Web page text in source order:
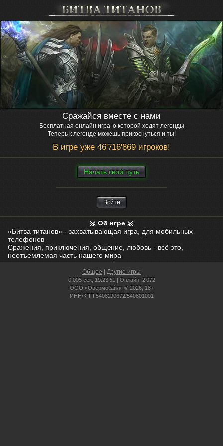
Сражайся вместе с нами
Бесплатная онлайн игра, о которой ходят легенды
Теперь к легенде можешь прикоснуться и ты!
В игре уже 46'716'869 игроков!
Нaчaть свой путь
Войти
Об игре
«Битва титанов» - захватывающая игра, для мобильных
телефонов
Сражения, приключения, общение, любовь - всё это,
неотъемлемая часть нашего мира
Общее Другие игры
0.005 сек, 19:23:51 | Онлайн: 2'072
ООО «Овермобайл» © 2026, 18+
ИНН/КПП 5408290672/540801001